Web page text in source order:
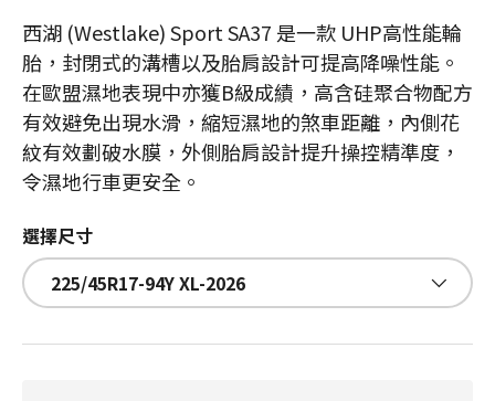
西湖 (Westlake) Sport SA37 是一款 UHP高性能輪
胎，封閉式的溝槽以及胎肩設計可提高降噪性能。
在歐盟濕地表現中亦獲B級成績，高含硅聚合物配方
有效避免出現水滑，縮短濕地的煞車距離，內側花
紋有效劃破水膜，外側胎肩設計提升操控精準度，
令濕地行車更安全。
選擇尺寸
225/45R17-94Y XL-2026